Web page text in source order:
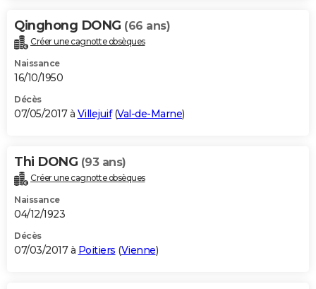
Qinghong DONG (66 ans)
Créer une cagnotte obsèques
Naissance
16/10/1950
Décès
07/05/2017 à Villejuif(Val-de-Marne)
Thi DONG (93 ans)
Créer une cagnotte obsèques
Naissance
04/12/1923
Décès
07/03/2017 à Poitiers (Vienne)